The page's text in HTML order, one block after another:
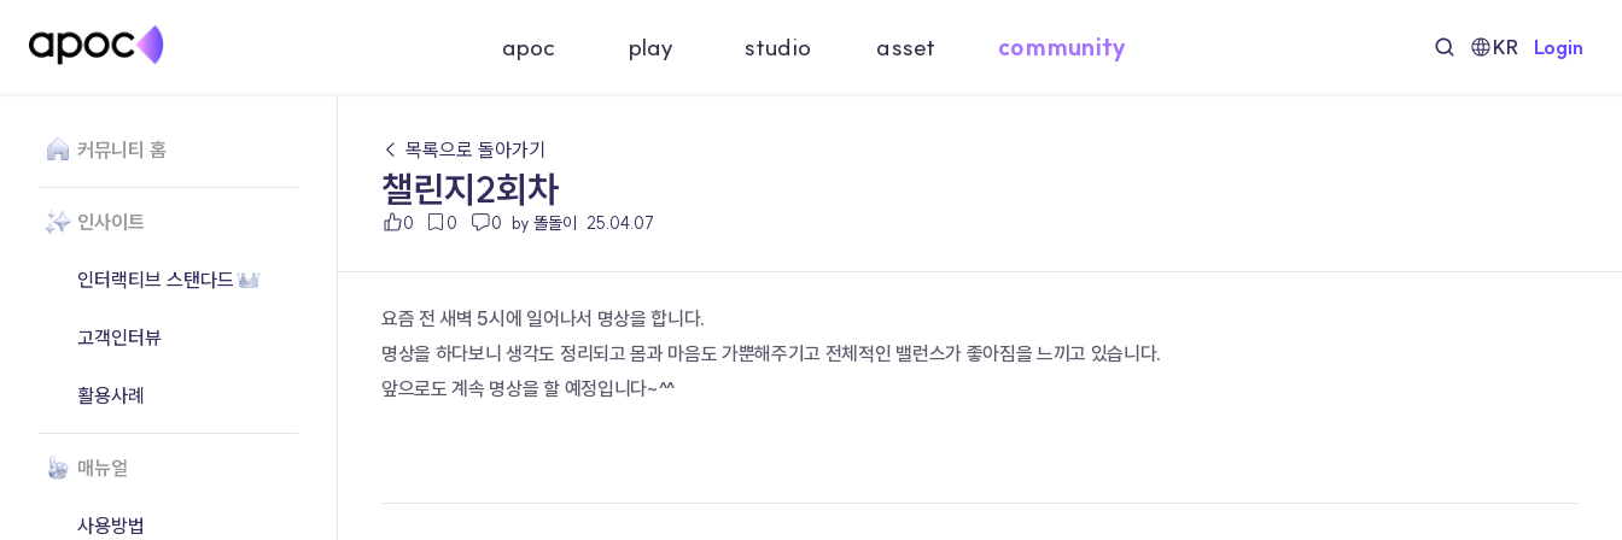
apoc play studio asset community KR Login
커뮤니티 홈
인사이트
인터랙티브 스탠다드
고객인터뷰
활용사례
매뉴얼
사용방법
← 목록으로 돌아가기
챌린지2회차
0 0 0 by 똘돌이 25.04.07
요즘 전 새벽 5시에 일어나서 명상을 합니다.
명상을 하다보니 생각도 정리되고 몸과 마음도 가뿐해주기고 전체적인 밸런스가 좋아짐을 느끼고 있습니다.
앞으로도 계속 명상을 할 예정입니다~^^